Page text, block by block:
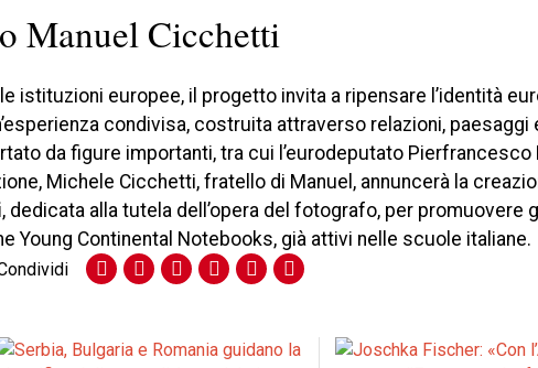
Manuel Cicchetti
istituzioni europee, il progetto invita a ripensare l’identità
condivisa, costruita attraverso relazioni, paesaggi
da figure importanti, tra cui l’eurodeputato Pierfrancesco
Michele Cicchetti, fratello di Manuel, annuncerà la
, dedicata alla tutela dell’opera del fotografo, per promuovere
Young Continental Notebooks, già attivi nelle scuole italiane.